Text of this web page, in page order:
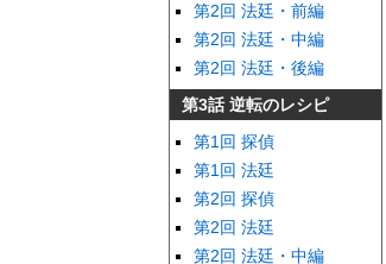
第2回 法廷・前編
第2回 法廷・中編
第2回 法廷・後編
第3話 逆転のレシピ
第1回 探偵
第1回 法廷
第2回 探偵
第2回 法廷
第2回 法廷・中編